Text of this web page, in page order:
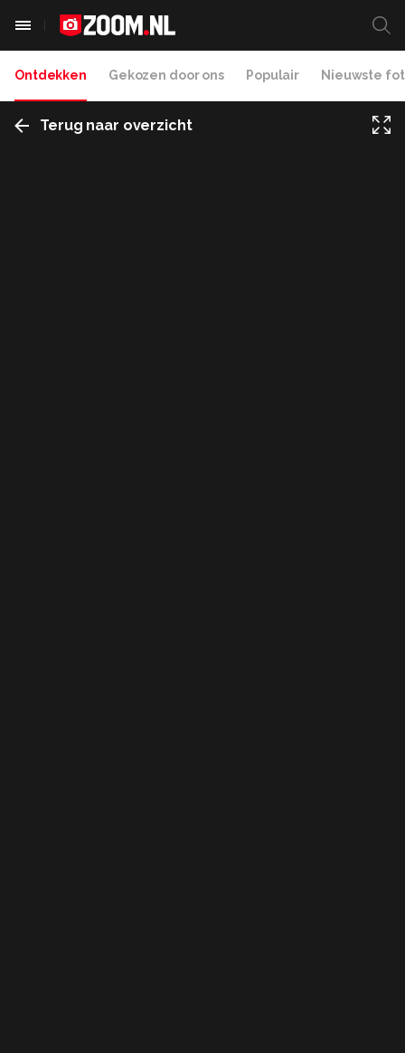
Ontdekken Gekozen door ons Populair Nieuwste
Terug naar overzicht